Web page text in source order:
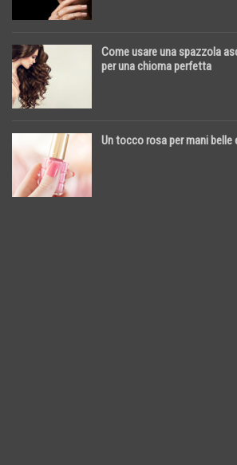
Come usare una spazzola
per una chioma perfetta
Un tocco rosa per mani belle